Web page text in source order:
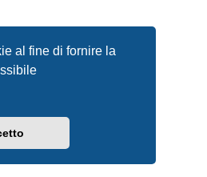
al fine di fornire la